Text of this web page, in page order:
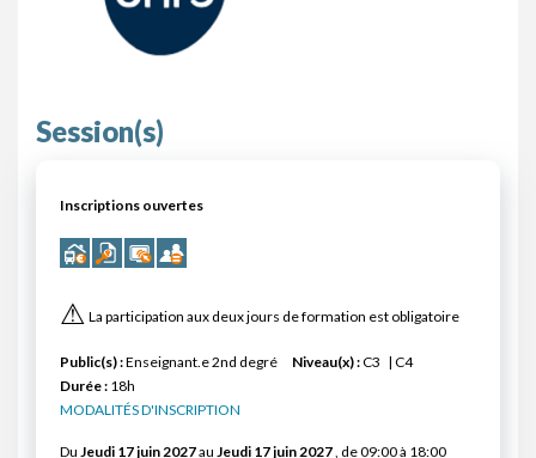
Session(s)
Inscriptions ouvertes
⚠ La participation aux deux jours de formation est obligatoire
Public(s) :Enseignant.e 2nd degré Niveau(x) :C3
C4
Durée : 18h
MODALITÉS D'INSCRIPTION
Du Jeudi 17 juin 2027au Jeudi 17 juin 2027, de 09:00 à 18:00